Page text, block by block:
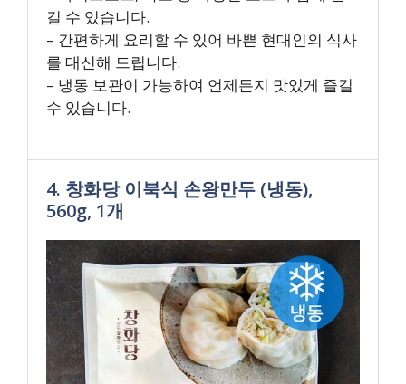
길 수 있습니다.
– 간편하게 요리할 수 있어 바쁜 현대인의 식사
를 대신해 드립니다.
– 냉동 보관이 가능하여 언제든지 맛있게 즐길
수 있습니다.
4. 창화당 이북식 손왕만두 (냉동),
560g, 1개